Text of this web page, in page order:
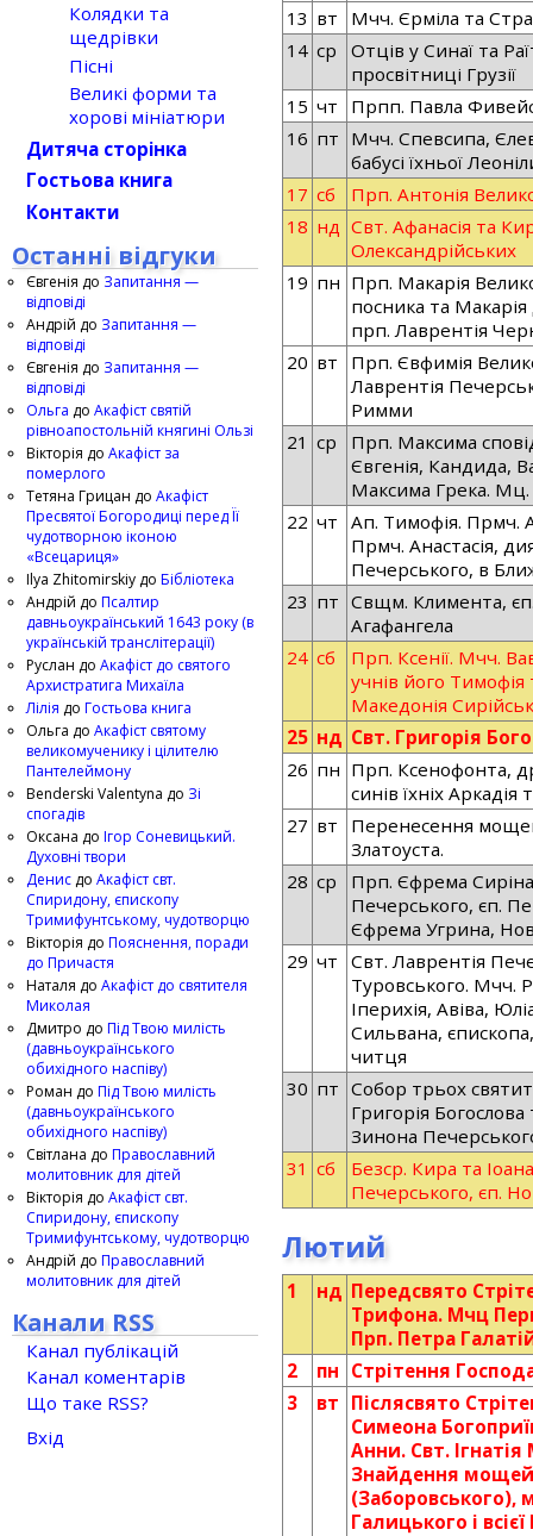
13 вт
Мчч. Єрміла та
14 ср
Отців у Синаї та
просвітниці Грузії
15 чт
Прпп. Павла
16 пт Мчч. Спевсипа,
бабусі їхньої
17 сб
Прп. Антонія
18 нд Свт. Афанасія та
Олександрійських
19 пн Прп. Макарія
посника та
прп. Лаврентія
20 вт
Прп. Євфимія
Лаврентія
Римми
21 ср
Прп. Максима
Євгенія, Кандида,
Максима Грека. Мц.
22 чт
Ап. Тимофія. Прмч.
Прмч. Анастасія,
Печерського, в
23 пт Свщм. Климента,
Агафангела
24 сб
Прп. Ксенії. Мчч.
учнів його Тимофія
Македонія
25 нд Свт. Григорія
26 пн Прп. Ксенофонта,
синів їхніх Аркадія
27 вт
Перенесення
Златоуста.
28 ср
Прп. Єфрема
Печерського, єп.
Єфрема Угрина,
29 чт
Свт. Лаврентія
Туровського. Мчч.
Іперихія, Авіва,
Сильвана,
читця
30 пт Собор трьох
Григорія
Зинона
31 сб
Безср. Кира та
Печерського, єп.
Лютий
1 нд Передсвято
Трифона. Мчц
Прп. Петра
2
пн Стрітення
3
вт Післясвято
Симеона
Анни. Свт.
Знайдення мощей
(Заборовського),
Галицького і всієї
Колядки та
щедрівки
Пісні
Великі форми та
хорові мініатюри
Дитяча сторінка
Гостьова книга
Контакти
Останні відгуки
Євгенія до Запитання —
відповіді
Андрій до Запитання —
відповіді
Євгенія до Запитання —
відповіді
Ольга до Акафіст святій
рівноапостольній княгині Ользі
Вікторія до Акафіст за
померлого
Тетяна Грицан до Акафіст
Пресвятої Богородиці перед Її
чудотворною іконою
«Всецариця»
Ilya Zhitomirskiy до Бібліотека
Андрій до Псалтир
давньоукраїнський 1643 року (в
українській транслітерації)
Руслан до Акафіст до святого
Архистратига Михаїла
Лілія до Гостьова книга
Ольга до Акафіст святому
великомученику і цілителю
Пантелеймону
Benderski Valentyna до Зі
спогадів
Оксана до Ігор Соневицький.
Духовні твори
Денис до Акафіст свт.
Спиридону, єпископу
Тримифунтському, чудотворцю
Вікторія до Пояснення, поради
до Причастя
Наталя до Акафіст до святителя
Миколая
Дмитро до Під Твою милість
(давньоукраїнського
обихідного наспіву)
Роман до Під Твою милість
(давньоукраїнського
обихідного наспіву)
Світлана до Православний
молитовник для дітей
Вікторія до Акафіст свт.
Спиридону, єпископу
Тримифунтському, чудотворцю
Андрій до Православний
молитовник для дітей
Канали RSS
Канал публікацій
Канал коментарів
Що таке RSS?
Вхід